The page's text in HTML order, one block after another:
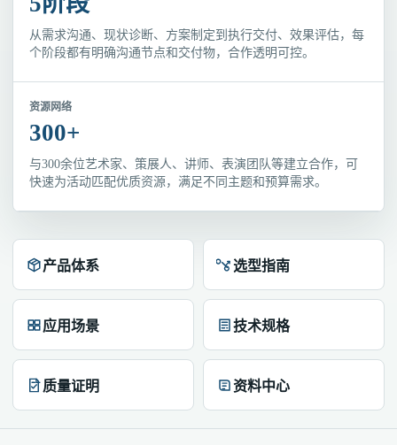
从需求沟通、现状诊断、方案制定到执行交付、效果评估，每
个阶段都有明确沟通节点和交付物，合作透明可控。
资源网络
300+
与300余位艺术家、策展人、讲师、表演团队等建立合作，可
快速为活动匹配优质资源，满足不同主题和预算需求。
产品体系 选型指南
应用场景 技术规格
质量证明 资料中心